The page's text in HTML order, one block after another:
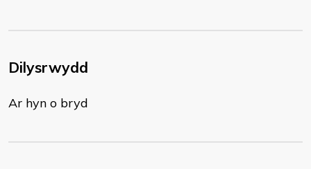
Dilysrwydd
Ar hyn o bryd